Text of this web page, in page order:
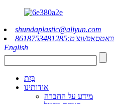
shundaplastic@aliyun.com
וואטסאפ/ווצ'ט:8618753481285
English
בַּיִת
אודותינו
מידע על החברה